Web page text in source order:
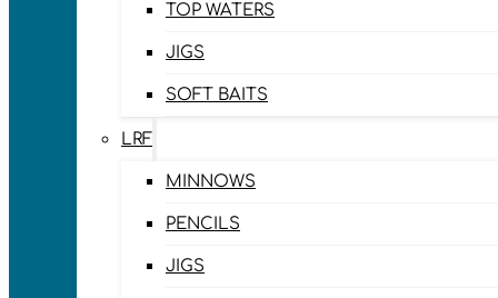
TOP WATERS
JIGS
SOFT BAITS
LRF
MINNOWS
PENCILS
JIGS